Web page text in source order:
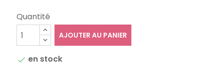
Quantité
AJOUTER AU PANIER
 en stock